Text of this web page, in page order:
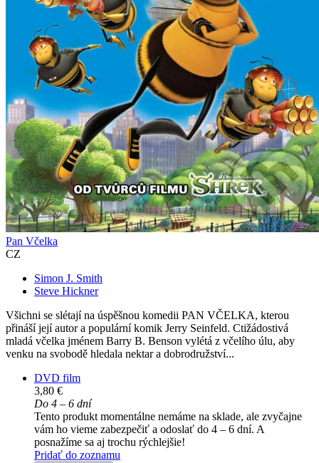
Pan Včelka
CZ
Simon J. Smith
Steve Hickner
Všichni se slétají na úspěšnou komedii PAN VČELKA, kterou
přináší její autor a populární komik Jerry Seinfeld. Ctižádostivá
mladá včelka jménem Barry B. Benson vylétá z včelího úlu, aby
venku na svobodě hledala nektar a dobrodružství...
DVD film
3,80 €
Do 4 – 6 dní
Tento produkt momentálne nemáme na sklade, ale zvyčajne
vám ho vieme zabezpečiť a odoslať do 4 – 6 dní. A
posnažíme sa aj trochu rýchlejšie!
Pridať do zoznamu